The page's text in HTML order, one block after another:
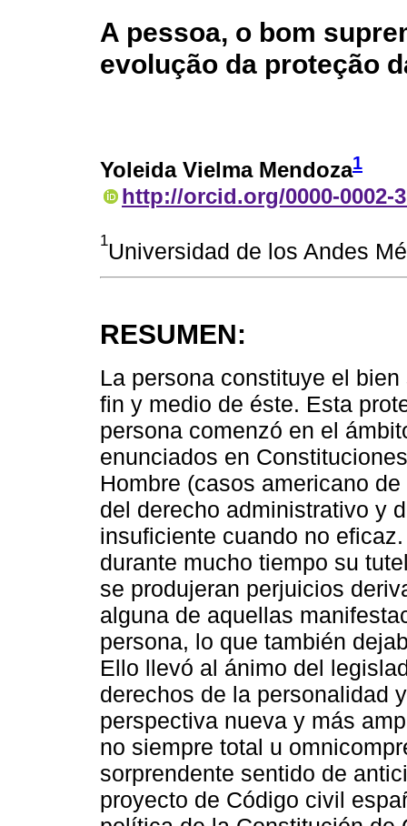
A pessoa, o bom
evolução da proteção
Yoleida Vielma Mendoza1
http://orcid.org/0000-0002-
1Universidad de los Andes
RESUMEN:
La persona constituye el
fin y medio de éste. Esta
persona comenzó en el
enunciados en
Hombre (casos americano
del derecho administrativo y
insuficiente cuando no
durante mucho tiempo su
se produjeran perjuicios
alguna de aquellas
persona, lo que también
Ello llevó al ánimo del
derechos de la personalidad
perspectiva nueva y más
no siempre total u
sorprendente sentido de
proyecto de Código civil